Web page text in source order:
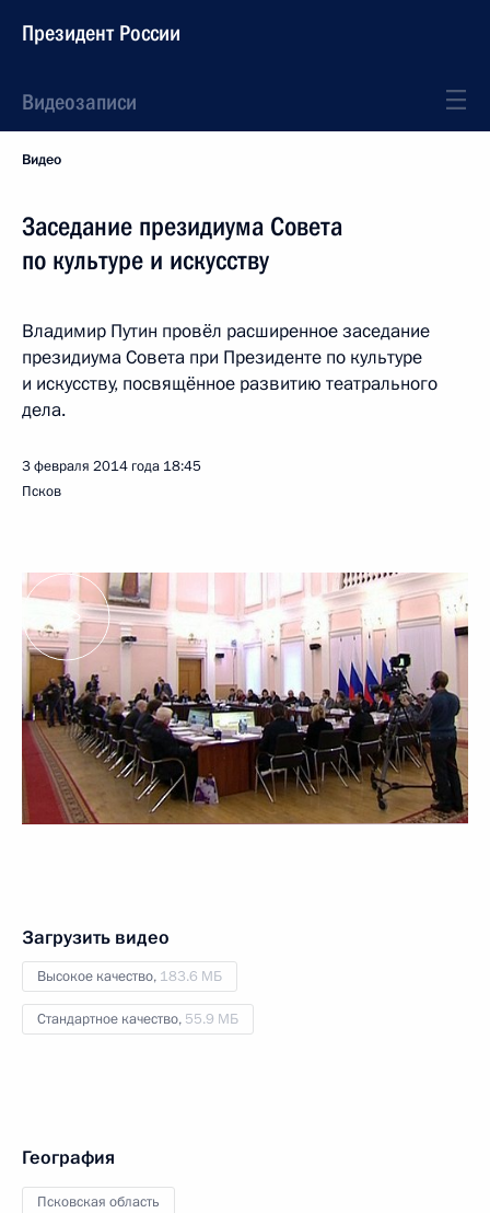
Президент России
Видеозаписи
Видео
Заседание президиума Совета
по культуре и искусству
Владимир Путин провёл расширенное заседание
президиума Совета при Президенте по культуре
и искусству, посвящённое развитию театрального
дела.
3 февраля 2014 года 18:45
Псков
Загрузить видео
Высокое качество, 183.6 МБ
Стандартное качество, 55.9 МБ
География
Псковская область